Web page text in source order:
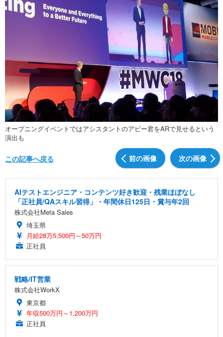
オープニングイベントではアシスタントのアビー君をARで見せるという
演出も
前の画像 次の画像
この記事へ戻る
AIテストエンジニア・コンテンツ好き歓迎・残業ほぼなし
「正社員/QAスキル習得」・年間休日125日・賞与年2回
株式会社Meta Sales
埼玉県
月給28万5,500円～50万円
正社員
戦略/IT営業
株式会社WorkX
東京都
年収500万円～1,200万円
正社員